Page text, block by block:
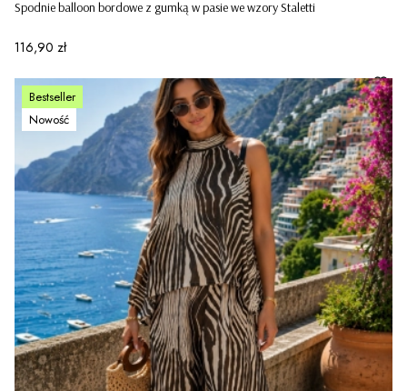
Spodnie balloon bordowe z gumką w pasie we wzory Staletti
Cena
116,90 zł
Bestseller
Nowość